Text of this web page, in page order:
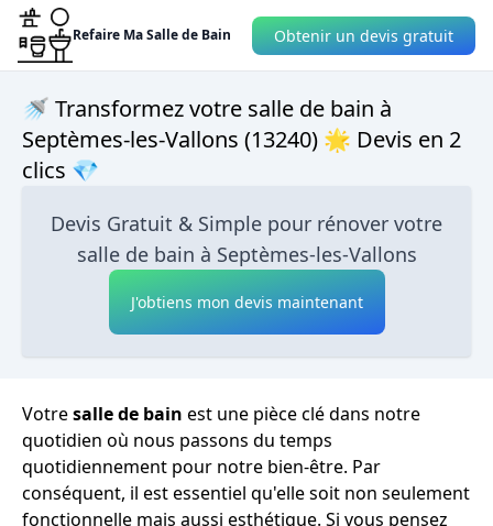
Refaire Ma Salle de Bain Obtenir un devis gratuit
🚿 Transformez votre salle de bain à
Septèmes-les-Vallons (13240) 🌟 Devis en 2
clics 💎
Devis Gratuit & Simple pour rénover votre
salle de bain à Septèmes-les-Vallons
J'obtiens mon devis maintenant
Votresalle de bain est une pièce clé dans notre
quotidien où nous passons du temps
quotidiennement pour notre bien-être. Par
conséquent, il est essentiel qu'elle soit non seulement
fonctionnelle mais aussi esthétique. Si vous pensez